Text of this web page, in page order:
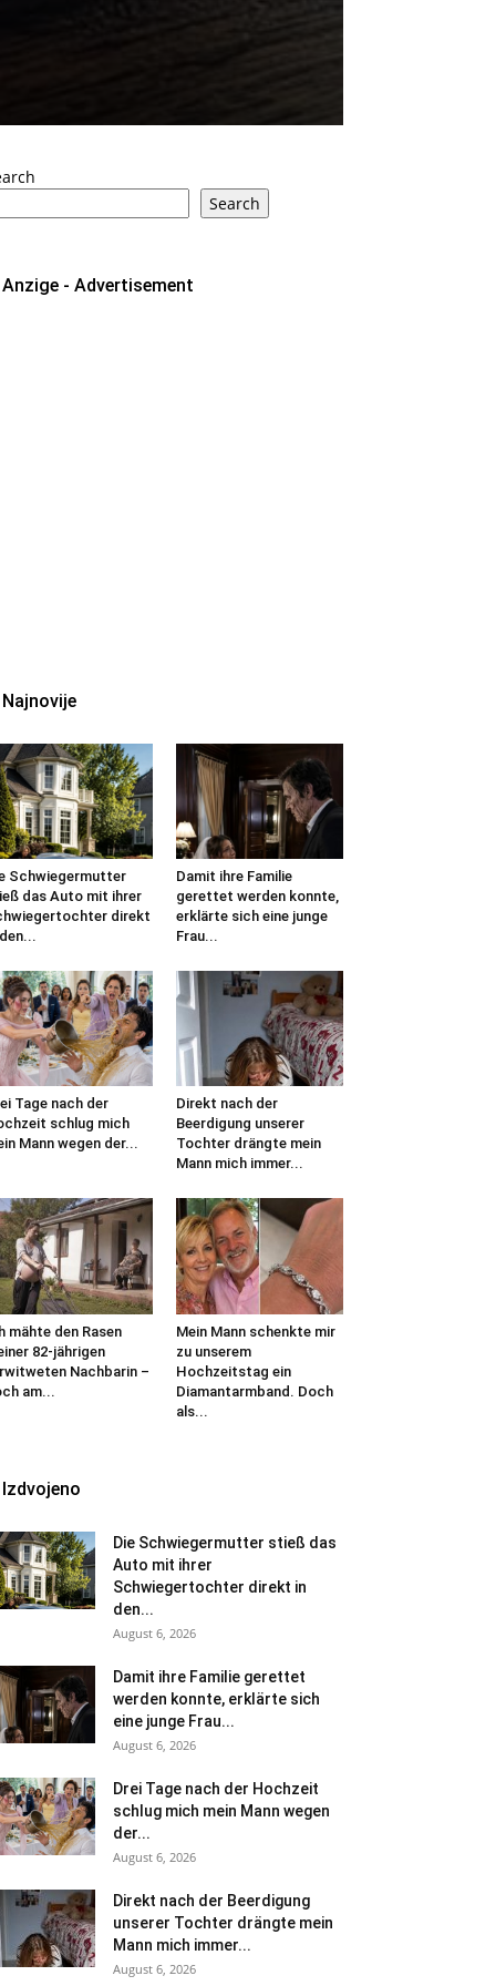
Search
Anzige - Advertisement
Najnovije
Schwiegermutter
das Auto mit ihrer
direkt
Damit ihre Familie
gerettet werden konnte,
erklärte sich eine junge
Frau...
Tage nach der
schlug mich
Mann wegen der...
Direkt nach der
Beerdigung unserer
Tochter drängte mein
Mann mich immer...
mähte den Rasen
82-jährigen
Nachbarin –
am...
Mein Mann schenkte mir
zu unserem
Hochzeitstag ein
Diamantarmband. Doch
als...
Izdvojeno
Die Schwiegermutter stieß das
Auto mit ihrer
Schwiegertochter direkt in
den...
August 6, 2026
Damit ihre Familie gerettet
werden konnte, erklärte sich
eine junge Frau...
August 6, 2026
Drei Tage nach der Hochzeit
schlug mich mein Mann wegen
der...
August 6, 2026
Direkt nach der Beerdigung
unserer Tochter drängte mein
Mann mich immer...
August 6, 2026